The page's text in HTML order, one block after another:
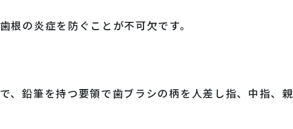
の炎症を防ぐことが不可欠です。
、鉛筆を持つ要領で歯ブラシの柄を人差し指、中指、親